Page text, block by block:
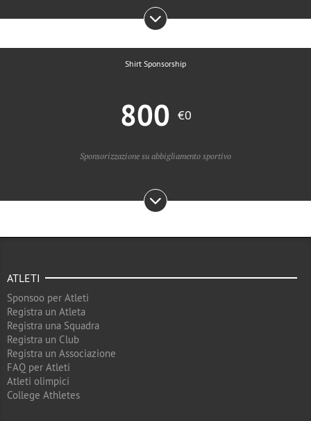
Shirt Sponsorship
800 €0
Sponsorizzazione su abbigliamento sportivo
ATLETI
Sponsoo per Atleti
Registra un Atleta
Registra una Squadra
Registra un Club
Registra un Associazione
FAQ per Atleti
Atleti olimpici
College Athletes